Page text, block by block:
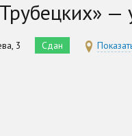
—
3 Сдан